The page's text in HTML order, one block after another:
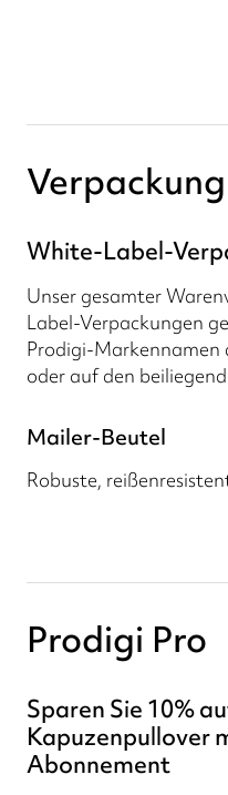
Verpackung
White-Label-
Unser gesamter
Label-Verpackungen
Prodigi-Markennamen
oder auf den
Mailer-Beutel
Robuste,
Prodigi Pro
Sparen Sie 10%
Kapuzenpullover
Abonnement